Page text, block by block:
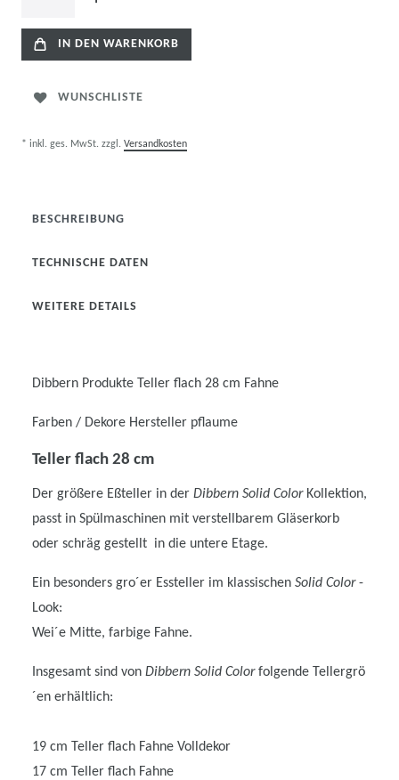
IN DEN WARENKORB
WUNSCHLISTE
* inkl. ges. MwSt. zzgl. Versandkosten
BESCHREIBUNG
TECHNISCHE DATEN
WEITERE DETAILS
Dibbern Produkte Teller flach 28 cm Fahne
Farben / Dekore Hersteller pflaume
Teller flach 28 cm
Der größere Eßteller in der Dibbern Solid ColorKollektion,
passt in Spülmaschinen mit verstellbarem Gläserkorb 
oder schräg gestellt  in die untere Etage.
Ein besonders gro´er Essteller im klassischen Solid Color-
Look:
Wei´e Mitte, farbige Fahne.
Insgesamt sind von Dibbern Solid Colorfolgende Tellergrö
´en erhältlich:
19 cm Teller flach Fahne Volldekor
17 cm Teller flach Fahne